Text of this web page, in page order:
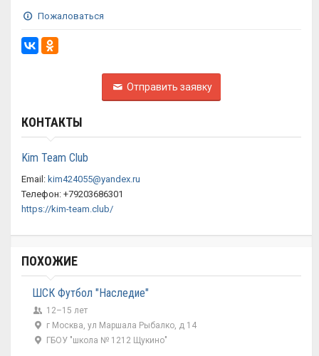
Пожаловаться
Отправить заявку
КОНТАКТЫ
Kim Team Club
Email: kim424055@yandex.ru
Телефон: +79203686301
https://kim-team.club/
ПОХОЖИЕ
ШСК Футбол "Наследие"
12–15 лет
г Москва, ул Маршала Рыбалко, д 14
ГБОУ "школа № 1212 Щукино"